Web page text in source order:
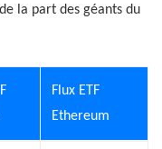
la part des géants du
Flux ETF
Ethereum